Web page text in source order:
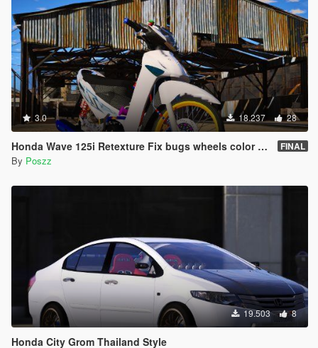
3.0 18.237 28
Honda Wave 125i Retexture Fix bugs wheels color [Replace] FINAL
By Poszz
19.503 8
Honda City Grom Thailand Style